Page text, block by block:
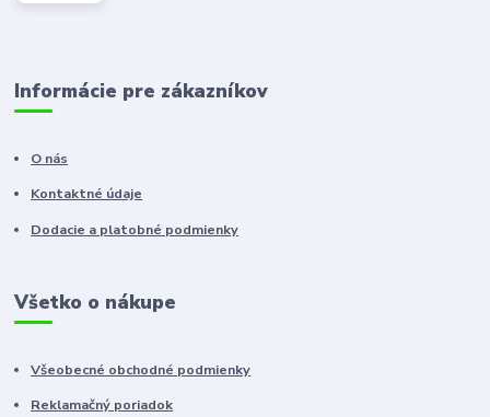
Informácie pre zákazníkov
O nás
Kontaktné údaje
Dodacie a platobné podmienky
Všetko o nákupe
Všeobecné obchodné podmienky
Reklamačný poriadok